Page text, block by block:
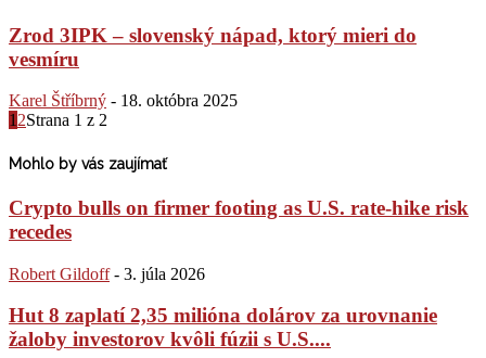
Zrod 3IPK – slovenský nápad, ktorý mieri do
vesmíru
Karel Štříbrný - 18. októbra 2025
1 2Strana 1 z 2
Mohlo by vás zaujímať
Crypto bulls on firmer footing as U.S. rate-hike risk
recedes
Robert Gildoff - 3. júla 2026
Hut 8 zaplatí 2,35 milióna dolárov za urovnanie
žaloby investorov kvôli fúzii s U.S....